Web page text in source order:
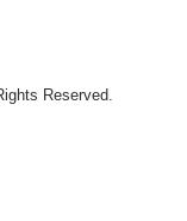
Reserved.